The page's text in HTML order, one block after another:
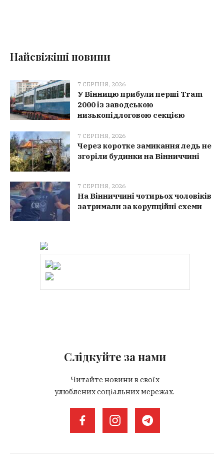
Найсвіжіші новини
7 СЕРПНЯ, 2026
У Вінницю прибули перші Tram
2000 із заводською
низькопідлоговою секцією
7 СЕРПНЯ, 2026
Через коротке замикання ледь не
згоріли будинки на Вінниччині
7 СЕРПНЯ, 2026
На Вінниччині чотирьох чоловіків
затримали за корупційні схеми
Слідкуйте за нами
Читайте новини в своїх
улюблених соціальних мережах.